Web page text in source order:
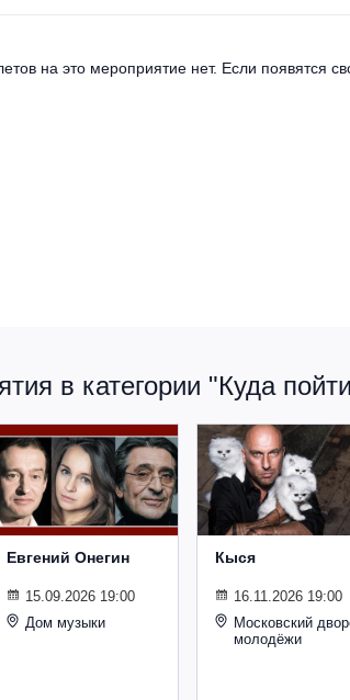
на это мероприятие нет. Если появятся
в категории "Куда
Евгений Онегин
15.09.2026 19:00
Дом музыки
Кыся
16.11.2026 19:00
Московский
молодёжи